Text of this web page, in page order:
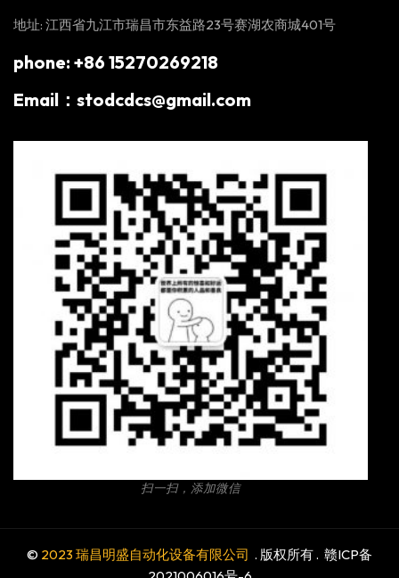
地址: 江西省九江市瑞昌市东益路23号赛湖农商城401号
phone: +86 15270269218
Email：stodcdcs@gmail.com
扫一扫，添加微信
© 2023 瑞昌明盛自动化设备有限公司 . 版权所有 . 赣ICP备